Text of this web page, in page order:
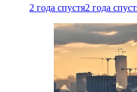
2 года спустя2 года